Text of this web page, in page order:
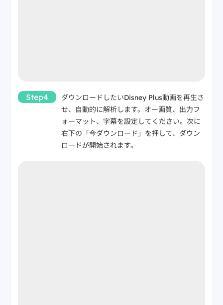
Step4
ダウンロードしたいDisney Plus動画を再生さ
せ、自動的に解析します。オー画質、出力フ
ォーマット、字幕を設定してください。次に
右下の「今ダウンロード」を押して、ダウン
ロードが開始されます。